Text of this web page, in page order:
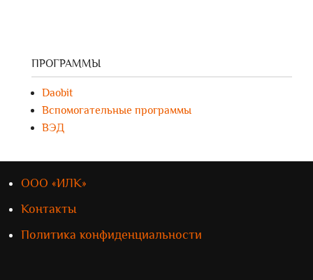
ПРОГРАММЫ
Daobit
Вспомогательные программы
ВЭД
ООО «ИЛК»
Контакты
Политика конфиденциальности